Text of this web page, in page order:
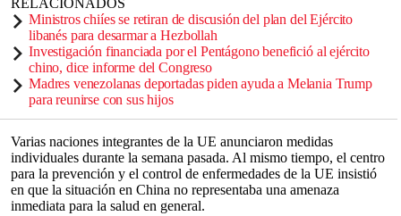
Ministros chiíes se retiran de discusión del plan del Ejército
libanés para desarmar a Hezbollah
Investigación financiada por el Pentágono benefició al ejército
chino, dice informe del Congreso
Madres venezolanas deportadas piden ayuda a Melania Trump
para reunirse con sus hijos
Varias naciones integrantes de la UE anunciaron medidas
individuales durante la semana pasada. Al mismo tiempo, el centro
para la prevención y el control de enfermedades de la UE insistió
en que la situación en China no representaba una amenaza
inmediata para la salud en general.